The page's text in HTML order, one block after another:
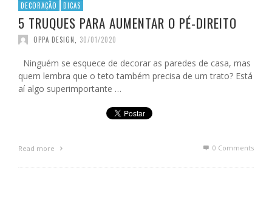
DECORAÇÃO DICAS
5 TRUQUES PARA AUMENTAR O PÉ-DIREITO
OPPA DESIGN, 30/01/2020
Ninguém se esquece de decorar as paredes de casa, mas
quem lembra que o teto também precisa de um trato? Está
aí algo superimportante …
Read more 0 Comments